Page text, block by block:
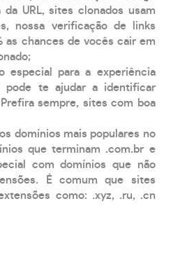
URL, sites clonados usam
nossa verificação de links
as chances de vocês cair em
especial para a experiência
pode te ajudar a identificar
sempre, sites com boa
os domínios mais populares no
que terminam .com.br e
com domínios que não
É comum que sites
como: .xyz, .ru, .cn